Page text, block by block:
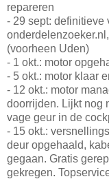
repareren
- 29 sept: definitieve
(voorheen Uden)
- 1 okt.: motor
- 5 okt.: motor klaar
- 12 okt.: motor
doorrijden. Lijkt nog
vage geur in de
- 15 okt.:
deur opgehaald,
gegaan. Gratis
gekregen.